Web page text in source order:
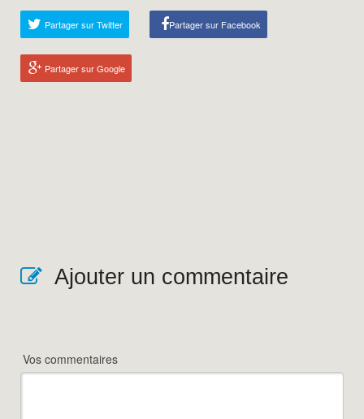
Partager sur Twitter Partager sur Facebook
Partager sur Google
Ajouter un commentaire
Vos commentaires